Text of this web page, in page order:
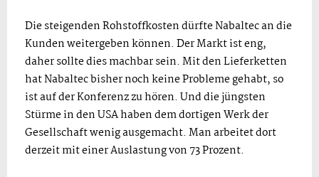
Die steigenden Rohstoffkosten dürfte Nabaltec an die
Kunden weitergeben können. Der Markt ist eng,
daher sollte dies machbar sein. Mit den Lieferketten
hat Nabaltec bisher noch keine Probleme gehabt, so
ist auf der Konferenz zu hören. Und die jüngsten
Stürme in den USA haben dem dortigen Werk der
Gesellschaft wenig ausgemacht. Man arbeitet dort
derzeit mit einer Auslastung von 73 Prozent.